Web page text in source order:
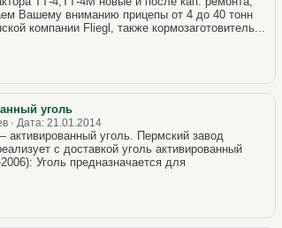
Вашему вниманию прицепы от 4 до 40 тонн
компании Fliegl, также кормозаготовитель...
уголь
· Дата: 21.01.2014
уголь. Пермский завод
с доставкой уголь активированный
Уголь предназначается для